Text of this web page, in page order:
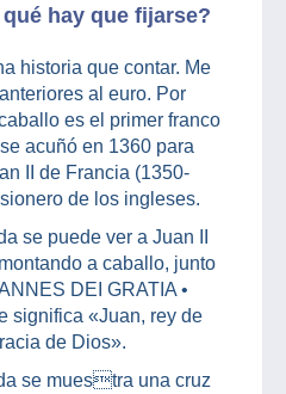
hay que fijarse?
historia que contar. Me
al euro. Por
es el primer franco
acuñó en 1360 para
II de Francia (1350-
de los ingleses.
se puede ver a Juan II
a caballo, junto
DEI GRATIA •
significa «Juan, rey de
de Dios».
se muestra una cruz